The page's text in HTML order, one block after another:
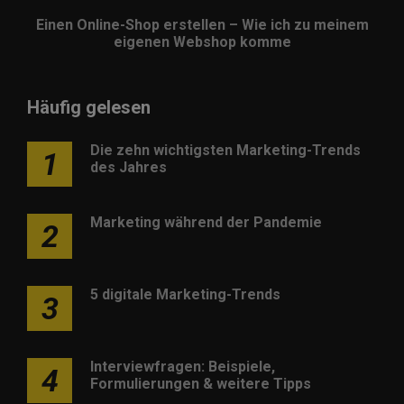
Einen Online-Shop erstellen – Wie ich zu meinem
eigenen Webshop komme
Häufig gelesen
1
Die zehn wichtigsten Marketing-Trends
des Jahres
2 Marketing während der Pandemie
3 5 digitale Marketing-Trends
4
Interviewfragen: Beispiele,
Formulierungen & weitere Tipps